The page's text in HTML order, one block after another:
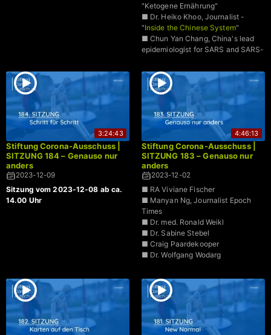
"Ketogene Ernährung"
■ Dr. Heiko Khoo, Journalist -
"Inside the Chinese System"
■ Chun Yan Chang, China's lead
epidemiologist for SARS and SARS-
3:24:43
Stiftung Corona-Ausschuss |
SITZUNG 184 – Genauso nur
anders
2023-12-09
Sitzung vom 2023-12-08 ab ca.
14.00 Uhr
4:46:13
Stiftung Corona-Ausschuss |
SITZUNG 183 – Genauso nur
anders
2023-12-02
■ RA Viviane Fischer
■ Manyan Ng, Journalist Epoch
Times
■ Dr. med. Ronald Weikl
■ Dr. Sabine Stebel
■ Craig Paardekooper
■ Dr. Wolfgang Wodarg